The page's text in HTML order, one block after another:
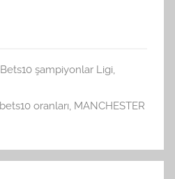
Bets10 şampiyonlar Ligi,
bets10 oranları, MANCHESTER